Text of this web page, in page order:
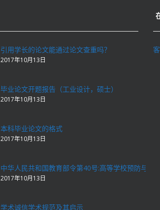
引用学长的论文能通过论文查重吗？
2017年10月13日
毕业论文开题报告（工业设计，硕士）
2017年10月13日
本科毕业论文的格式
2017年10月13日
中华人民共和国教育部令第40号:高等学校预防与处
2017年10月13日
学术诚信学术规范及其启示